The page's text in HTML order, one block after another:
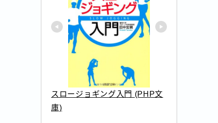
スロージョギング入門 (PHP文
庫)